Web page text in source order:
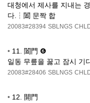
대청에서 제사를 지내는
다.┆闔 문짝 합
20083#28394 SBLNGS
• 11. 闔門 ❻
일동 무릎을 꿇고 잠시 기
20083#28406 SBLNGS
• 12. 開門